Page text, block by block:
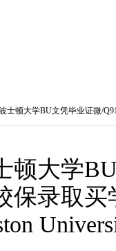
士顿大学BU文凭毕业证微/
顿大学
保录取